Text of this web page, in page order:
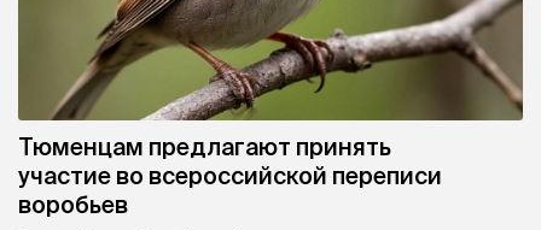
Тюменцам предлагают принять
участие во всероссийской переписи
воробьев